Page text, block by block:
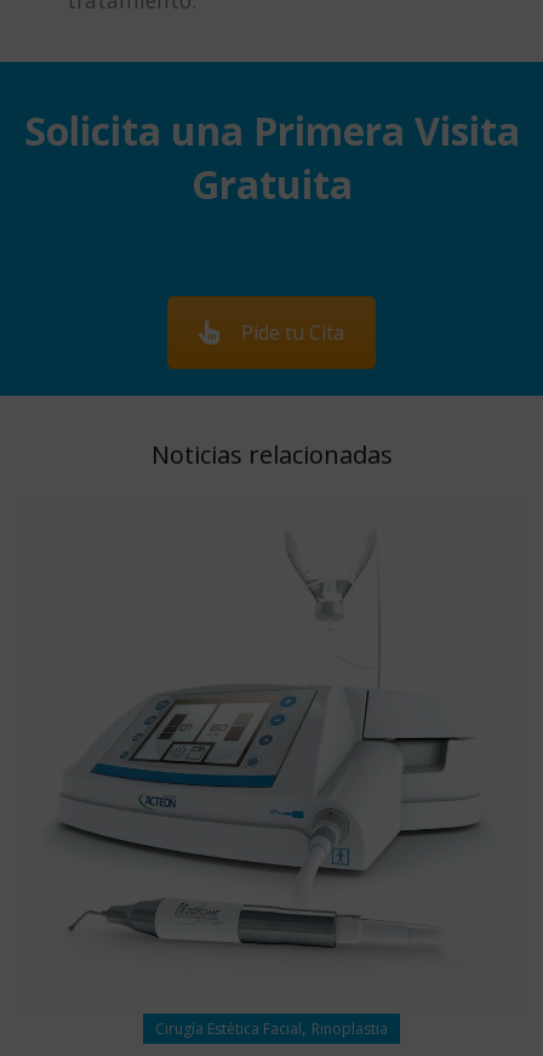
Solicita una Primera Visita
Gratuita
Pide tu Cita
Noticias relacionadas
Cirugía Estética Facial, Rinoplastia